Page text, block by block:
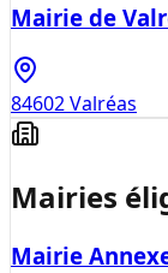
Mairie de
84602Valréas
Mairies
Mairie